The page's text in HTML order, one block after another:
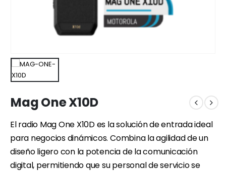
Mag One X10D
El radio Mag One X10D es la solución de entrada ideal
para negocios dinámicos. Combina la agilidad de un
diseño ligero con la potencia de la comunicación
digital, permitiendo que su personal de servicio se